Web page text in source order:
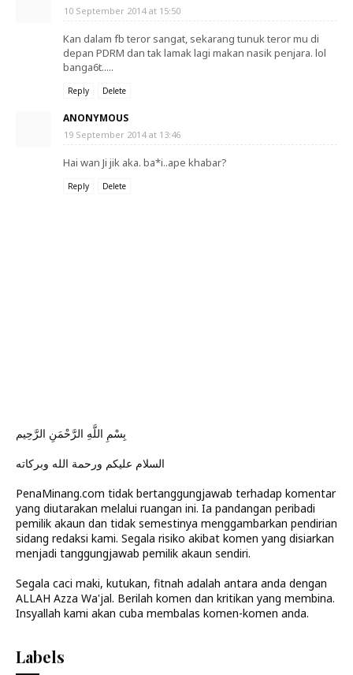
10 September 2014 at 15:50
Kan dalam fb teror sangat, sekarang tunuk teror mu di
depan PDRM dan tak lamak lagi makan nasik penjara. lol
banga6t.....
Reply Delete
ANONYMOUS
19 September 2014 at 13:46
Hai wan Ji jik aka. ba*i..ape khabar?
Reply Delete
بِسْمِ اللَّهِ الرَّحْمَنِ الرَّحِيم
السلام عليكم ورحمة الله وبركاته
PenaMinang.com tidak bertanggungjawab terhadap komentar
yang diutarakan melalui ruangan ini. Ia pandangan peribadi
pemilik akaun dan tidak semestinya menggambarkan pendirian
sidang redaksi kami. Segala risiko akibat komen yang disiarkan
menjadi tanggungjawab pemilik akaun sendiri.
Segala caci maki, kutukan, fitnah adalah antara anda dengan
ALLAH Azza Wa'jal. Berilah komen dan kritikan yang membina.
Insyallah kami akan cuba membalas komen-komen anda.
Labels